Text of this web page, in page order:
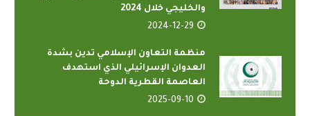
والخليجي خلال 2024
2024-12-29
منظمة التعاون الإسلامي تدين بشدة
العدوان الإسرائيلي الذي استهدف
العاصمة القطرية الدوحة
2025-09-10